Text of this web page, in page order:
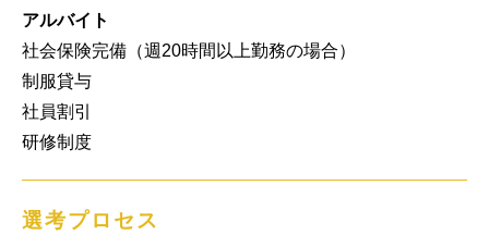
アルバイト
社会保険完備（週20時間以上勤務の場合）
制服貸与
社員割引
研修制度
選考プロセス